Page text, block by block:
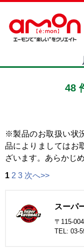
48
※製品のお取扱い状
品によりましてはお
ざいます。あらかじ
1 2 3 次へ>>
スーパ
〒115-
TEL: 03-